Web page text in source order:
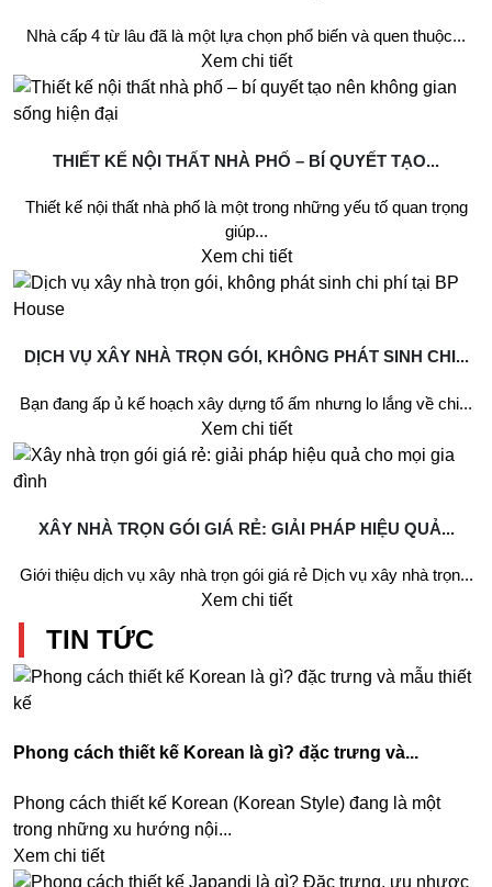
Nhà cấp 4 từ lâu đã là một lựa chọn phổ biến và quen thuộc...
Xem chi tiết
THIẾT KẾ NỘI THẤT NHÀ PHỐ – BÍ QUYẾT TẠO...
Thiết kế nội thất nhà phố là một trong những yếu tố quan trọng
giúp...
Xem chi tiết
DỊCH VỤ XÂY NHÀ TRỌN GÓI, KHÔNG PHÁT SINH CHI...
Bạn đang ấp ủ kế hoạch xây dựng tổ ấm nhưng lo lắng về chi...
Xem chi tiết
XÂY NHÀ TRỌN GÓI GIÁ RẺ: GIẢI PHÁP HIỆU QUẢ...
Giới thiệu dịch vụ xây nhà trọn gói giá rẻ Dịch vụ xây nhà trọn...
Xem chi tiết
TIN TỨC
Phong cách thiết kế Korean là gì? đặc trưng và...
Phong cách thiết kế Korean (Korean Style) đang là một
trong những xu hướng nội...
Xem chi tiết